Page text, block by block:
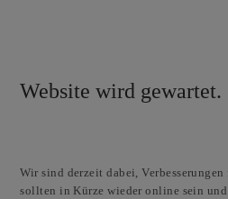
Website wird gewartet.
Wir sind derzeit dabei,
sollten in Kürze wieder online sein